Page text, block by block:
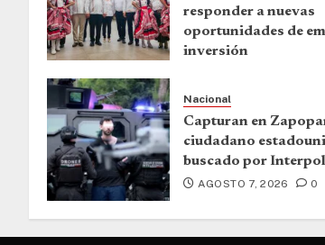
responder a nuevas
oportunidades de
inversión
Nacional
Capturan en
ciudadano
buscado por Interpol
AGOSTO 7, 2026 0